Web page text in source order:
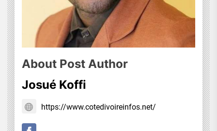
About Post Author
Josué Koffi
https://www.cotedivoireinfos.net/